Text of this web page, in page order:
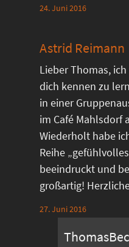
24. Juni 2016
Astrid Reimann
Lieber Thomas,
dich kennen zu
in einer
im Café Mahlsdorf
Wiederholt habe
Reihe
beeindruckt und
großartig!
27. Juni 2016